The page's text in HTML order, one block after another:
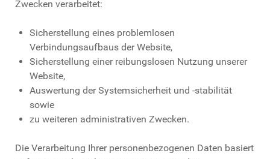
Zwecken verarbeitet:
Sicherstellung eines problemlosen
Verbindungsaufbaus der Website,
Sicherstellung einer reibungslosen Nutzung unserer
Website,
Auswertung der Systemsicherheit und -stabilität
sowie
zu weiteren administrativen Zwecken.
Die Verarbeitung Ihrer personenbezogenen Daten basiert